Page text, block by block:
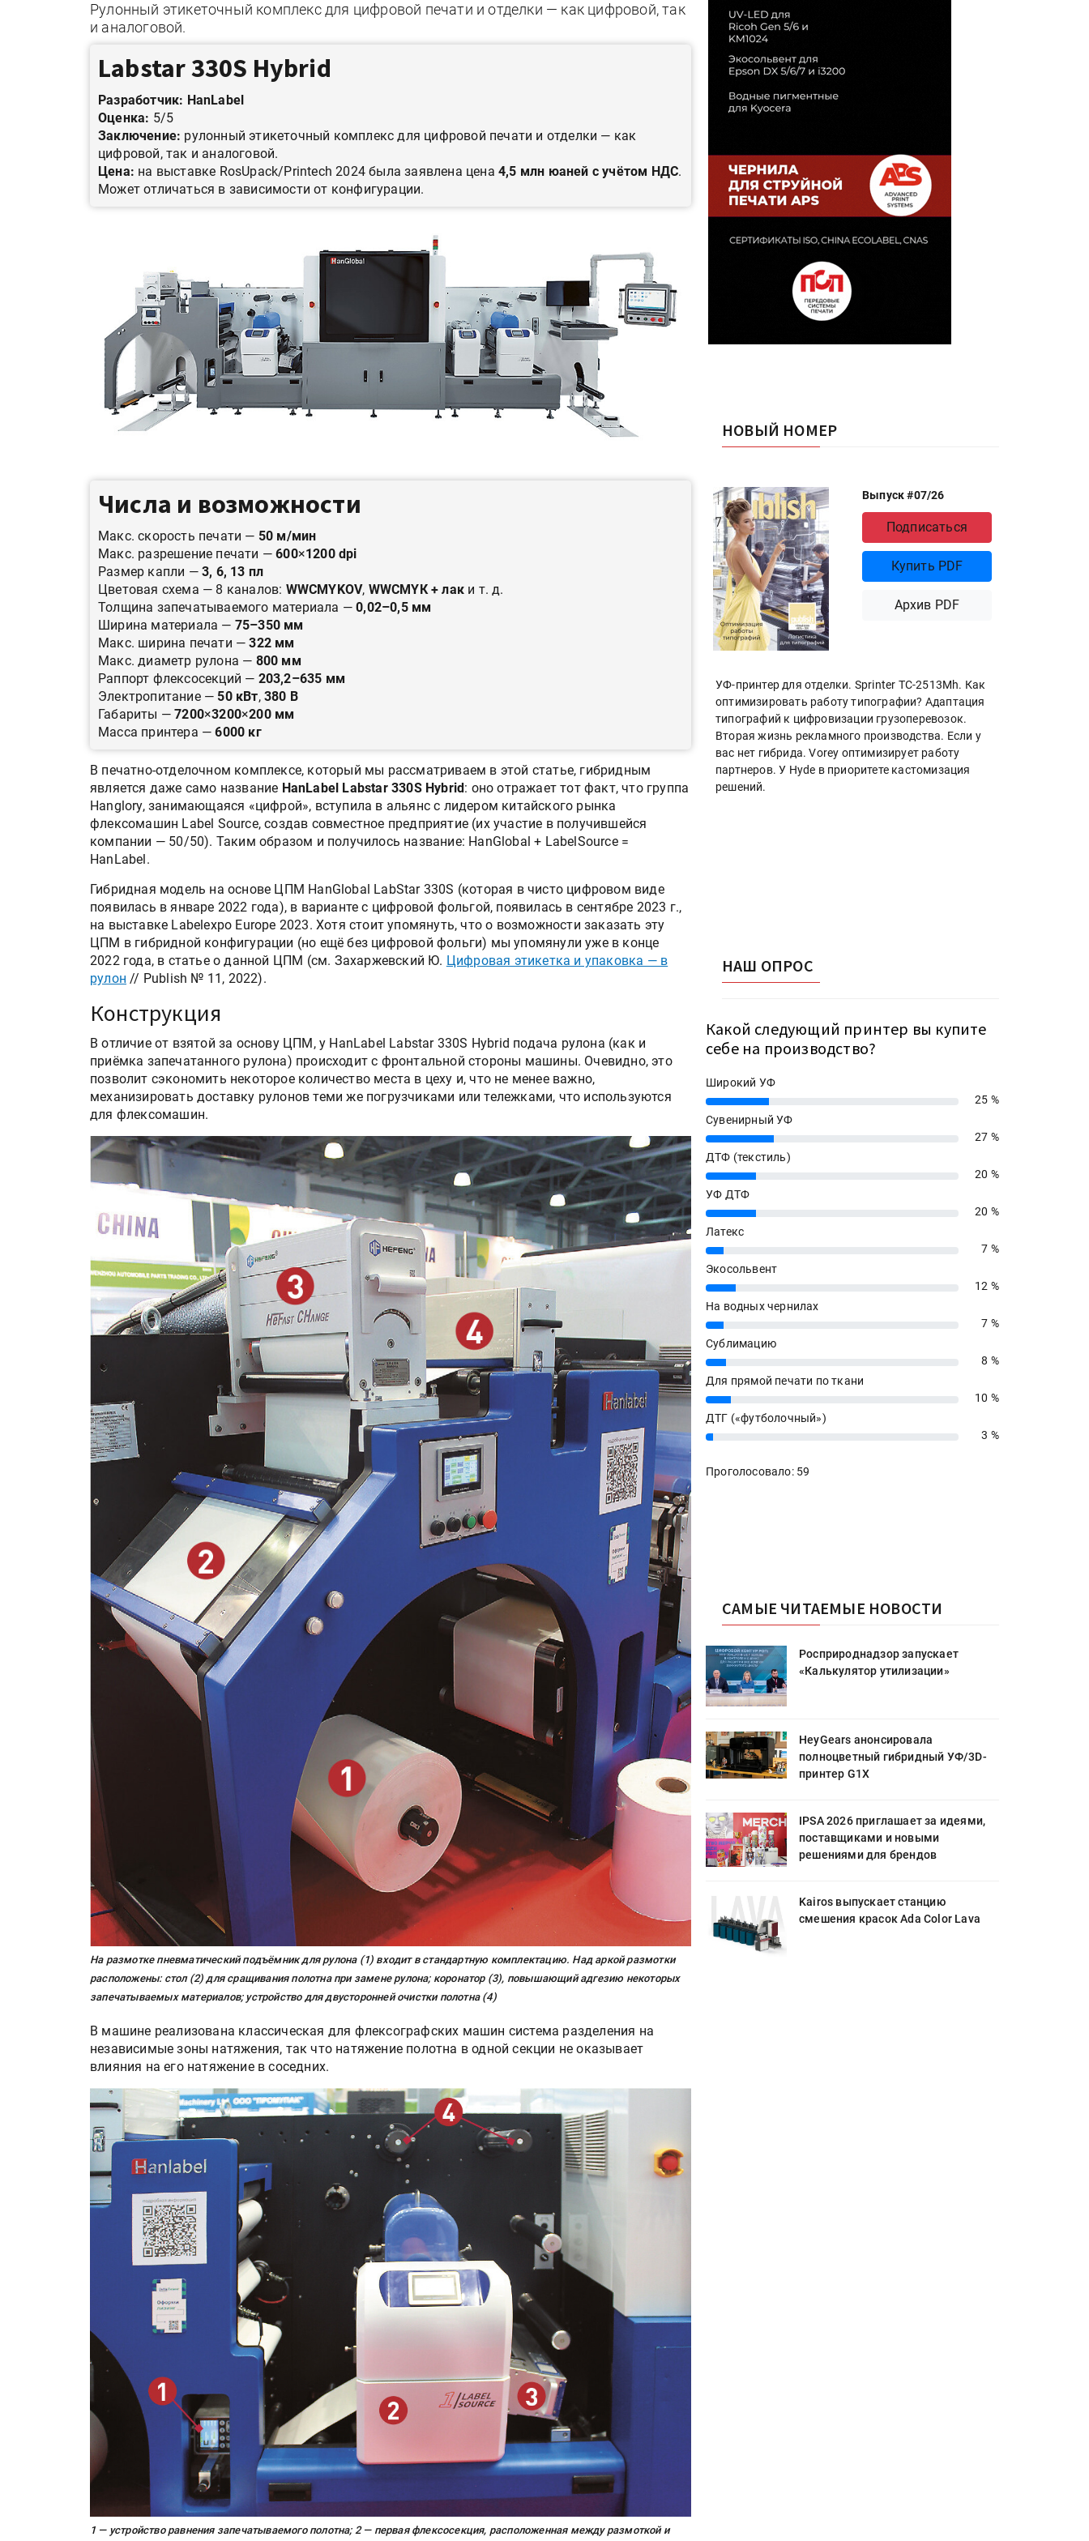
Рулонный этикеточный комплекс для цифровой печати и отделки — как цифровой, так
и аналоговой.
Labstar 330S Hybrid
Разработчик: HanLabel
Оценка: 5/5
Заключение: рулонный этикеточный комплекс для цифровой печати и отделки — как
цифровой, так и аналоговой.
Цена: на выставке RosUpack/Printech 2024 была заявлена цена4,5 млн юаней с учётом НДС.
Может отличаться в зависимости от конфигурации.
Числа и возможности
Макс. скорость печати — 50 м/мин
Макс. разрешение печати —600×1200 dpi
Размер капли —3, 6, 13 пл
Цветовая схема — 8 каналов: WWCMYKOV, WWCMYК + лак и т. д.
Толщина запечатываемого материала —0,02–0,5 мм
Ширина материала — 75–350 мм
Макс. ширина печати —322 мм
Макс. диаметр рулона — 800 мм
Раппорт флексосекций — 203,2–635 мм
Электропитание — 50 кВт,380 В
Габариты — 7200×3200×200 мм
Масса принтера — 6000 кг
В печатно-отделочном комплексе, который мы рассматриваем в этой статье, гибридным
является даже само название HanLabel Labstar 330S Hybrid: оно отражает тот факт, что группа
Hanglory, занимающаяся «цифрой», вступила в альянс с лидером китайского рынка
флексомашин Label Source, создав совместное предприятие (их участие в получившейся
компании — 50/50). Таким образом и получилось название: HanGlobal + LabelSource =
HanLabel.
Гибридная модель на основе ЦПМ HanGlobal LabStar 330S (которая в чисто цифровом виде
появилась в январе 2022 года), в варианте с цифровой фольгой, появилась в сентябре 2023 г.,
на выставке Labelexpo Europe 2023. Хотя стоит упомянуть, что о возможности заказать эту
ЦПМ в гибридной конфигурации (но ещё без цифровой фольги) мы упомянули уже в конце
2022 года, в статье о данной ЦПМ (см. Захаржевский Ю. Цифровая этикетка и упаковка — в
рулон // Publish № 11, 2022).
Конструкция
В отличие от взятой за основу ЦПМ, у HanLabel Labstar 330S Hybrid подача рулона (как и
приёмка запечатанного рулона) происходит с фронтальной стороны машины. Очевидно, это
позволит сэкономить некоторое количество места в цеху и, что не менее важно,
механизировать доставку рулонов теми же погрузчиками или тележками, что используются
для флексомашин.
На размотке пневматический подъёмник для рулона (1) входит в стандартную комплектацию. Над аркой размотки
расположены: стол (2) для сращивания полотна при замене рулона; коронатор (3), повышающий адгезию некоторых
запечатываемых материалов; устройство для двусторонней очистки полотна (4)
В машине реализована классическая для флексографских машин система разделения на
независимые зоны натяжения, так что натяжение полотна в одной секции не оказывает
влияния на его натяжение в соседних.
1 — устройство равнения запечатываемого полотна; 2 — первая флексосекция, расположенная между размоткой и
НОВЫЙ НОМЕР
Выпуск #07/26
Подписаться
Купить PDF
Архив PDF
УФ-принтер для отделки. Sprinter ТС-2513Mh. Как
оптимизировать работу типографии? Адаптация
типографий к цифровизации грузоперевозок.
Вторая жизнь рекламного производства. Если у
вас нет гибрида. Vorey оптимизирует работу
партнеров. У Hyde в приоритете кастомизация
решений.
НАШ ОПРОС
Какой следующий принтер вы купите
себе на производство?
Широкий УФ
25%
25 %
Сувенирный УФ
27%
27 %
ДТФ (текстиль)
20%
20 %
УФ ДТФ
20%
20 %
Латекс
7%
7 %
Экосольвент
12%
12 %
На водных чернилах
7%
7 %
Сублимацию
8%
8 %
Для прямой печати по ткани
10%
10 %
ДТГ («футболочный»)
3% 3 %
Проголосовало: 59
САМЫЕ ЧИТАЕМЫЕ НОВОСТИ
Росприроднадзор запускает
«Калькулятор утилизации»
HeyGears анонсировала
полноцветный гибридный УФ/3D-
принтер G1X
IPSA 2026 приглашает за идеями,
поставщиками и новыми
решениями для брендов
Kairos выпускает станцию
смешения красок Ada Color Lava
Росприроднадзор запускает
«Калькулятор утилизации»
HeyGears анонсировала
полноцветный гибридный УФ/3D-
IPSA 2026 приглашает за идеями,
поставщиками и новыми
решениями для брендов
Kairos выпускает станцию
смешения красок Ada Color Lava
Росприроднадзор запускает
«Калькулятор утилизации»
HeyGears анонсировала
полноцветный гибридный УФ/3D-
принтер G1X
IPSA 2026 приглашает за идеями,
поставщиками и новыми
решениями для брендов
Kairos выпускает станцию
смешения красок Ada Color Lava